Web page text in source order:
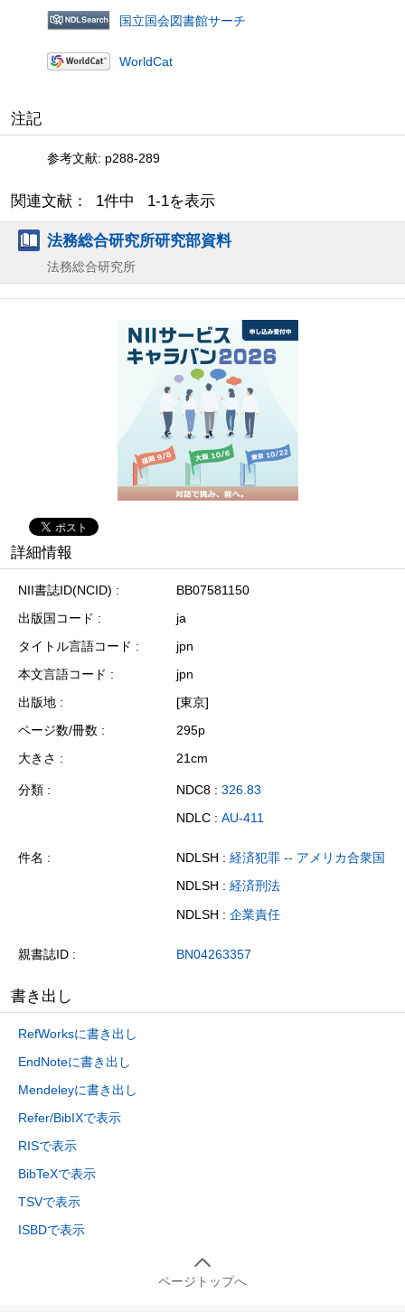
国立国会図書館サーチ
WorldCat
注記
参考文献: p288-289
関連文献： 1件中 1-1を表示
法務総合研究所研究部資料
法務総合研究所
詳細情報
NII書誌ID(NCID)
BB07581150
出版国コード
ja
タイトル言語コード
jpn
本文言語コード
jpn
出版地
[東京]
ページ数/冊数
295p
大きさ
21cm
分類 NDC8 : 326.83
NDLC : AU-411
件名 NDLSH : 経済犯罪 -- アメリカ合衆国
NDLSH : 経済刑法
NDLSH : 企業責任
親書誌ID BN04263357
書き出し
RefWorksに書き出し
EndNoteに書き出し
Mendeleyに書き出し
Refer/BibIXで表示
RISで表示
BibTeXで表示
TSVで表示
ISBDで表示
ページトップへ